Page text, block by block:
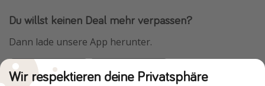
Du willst keinen Deal mehr verpassen?
Dann lade unsere App herunter.
Wir respektieren deine Privatsphäre